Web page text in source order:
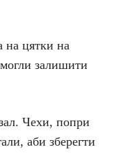
на цятки на
залишити
Чехи, попри
аби зберегти